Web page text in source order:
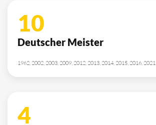
10
Deutscher Meister
1962, 2002, 2003, 2009, 2012, 2013, 2014, 2015, 2016, 2021
4